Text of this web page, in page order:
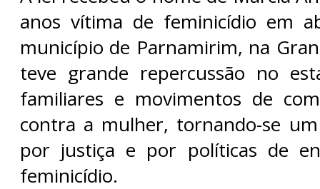
anos vítima de feminicídio em
município de Parnamirim, na
teve grande repercussão no
familiares e movimentos de
contra a mulher, tornando-se
por justiça e por políticas de
feminicídio.